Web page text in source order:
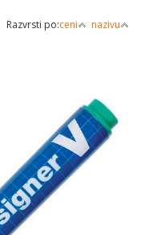
Razvrsti po:ceni nazivu